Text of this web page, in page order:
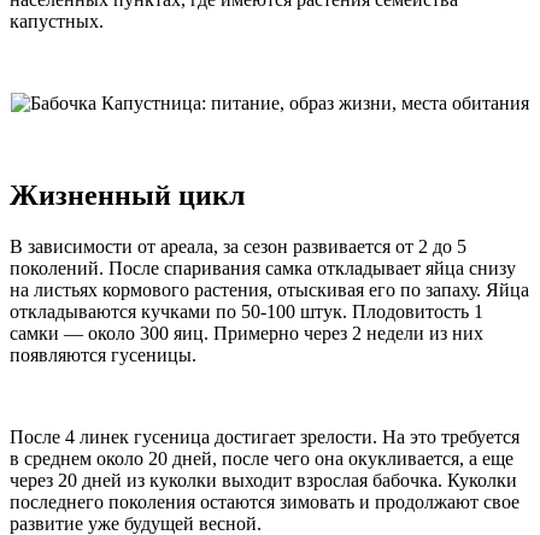
капустных.
Жизненный цикл
В зависимости от ареала, за сезон развивается от 2 до 5
поколений. После спаривания самка откладывает яйца снизу
на листьях кормового растения, отыскивая его по запаху. Яйца
откладываются кучками по 50-100 штук. Плодовитость 1
самки — около 300 яиц. Примерно через 2 недели из них
появляются гусеницы.
После 4 линек гусеница достигает зрелости. На это требуется
в среднем около 20 дней, после чего она окукливается, а еще
через 20 дней из куколки выходит взрослая бабочка. Куколки
последнего поколения остаются зимовать и продолжают свое
развитие уже будущей весной.